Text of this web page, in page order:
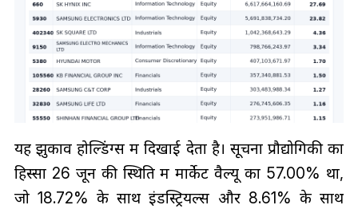
यह झुकाव होल्डिंग्स में दिखाई देता है। सूचना प्रौद्योगिकी का
हिस्सा 26 जून की स्थिति में मार्केट वैल्यू का 57.00% था,
जो 18.72% के साथ इंडस्ट्रियल्स और 8.61% के साथ